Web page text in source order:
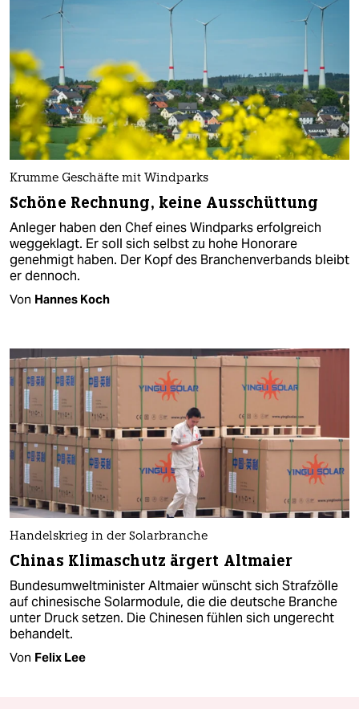
Krumme Geschäfte mit Windparks
Schöne Rechnung, keine Ausschüttung
Anleger haben den Chef eines Windparks erfolgreich
weggeklagt. Er soll sich selbst zu hohe Honorare
genehmigt haben. Der Kopf des Branchenverbands bleibt
er dennoch.
Von Hannes Koch
Handelskrieg in der Solarbranche
Chinas Klimaschutz ärgert Altmaier
Bundesumweltminister Altmaier wünscht sich Strafzölle
auf chinesische Solarmodule, die die deutsche Branche
unter Druck setzen. Die Chinesen fühlen sich ungerecht
behandelt.
Von Felix Lee